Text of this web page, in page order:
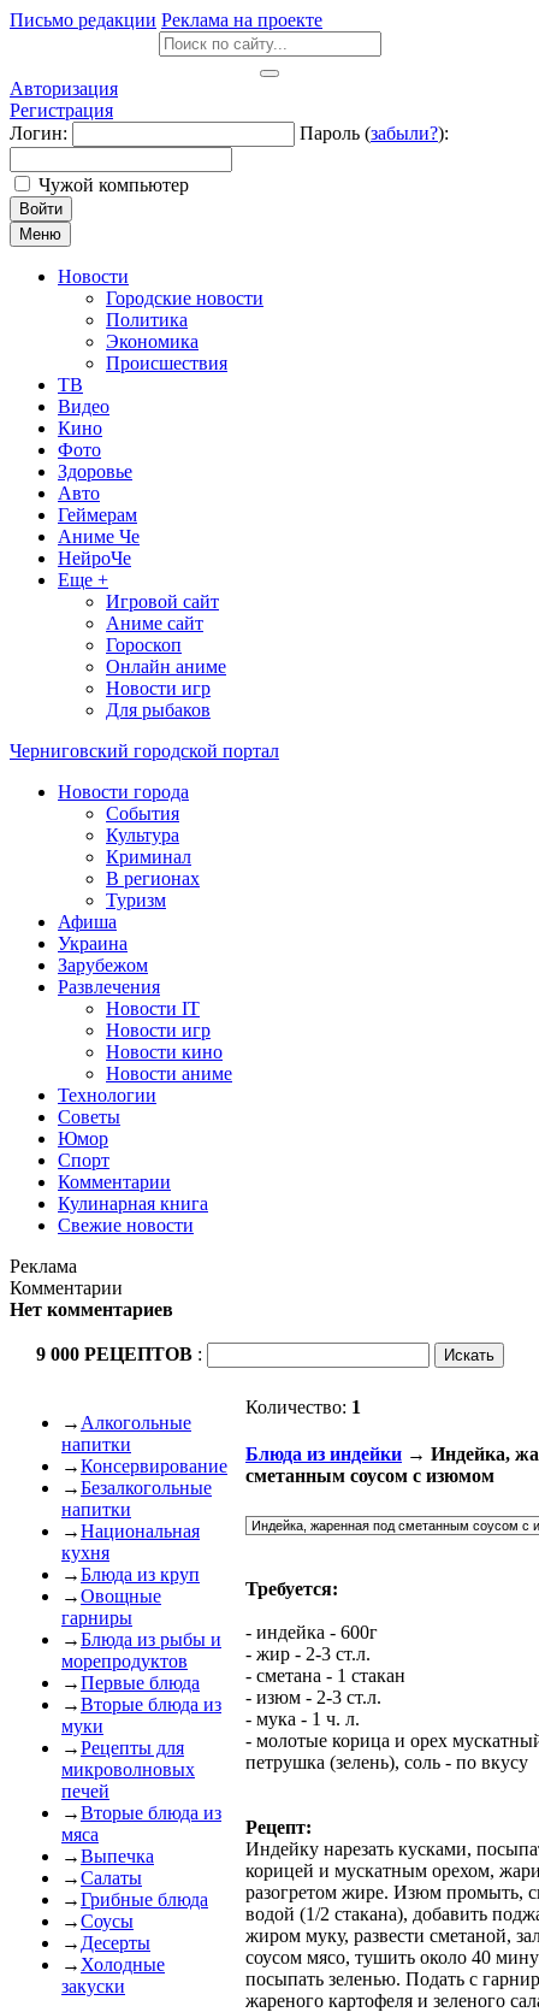
Письмо редакции Реклама на проекте
Авторизация
Регистрация
Логин:
Пароль (забыли?):
Чужой компьютер
Войти
Меню
Новости
Городские новости
Политика
Экономика
Происшествия
ТВ
Видео
Кино
Фото
Здоровье
Авто
Геймерам
Аниме Че
НейроЧе
Еще +
Игровой сайт
Аниме сайт
Гороскоп
Онлайн аниме
Новости игр
Для рыбаков
Черниговский городской портал
Новости города
События
Культура
Криминал
В регионах
Туризм
Афиша
Украина
Зарубежом
Развлечения
Новости IT
Новости игр
Новости кино
Новости аниме
Технологии
Советы
Юмор
Спорт
Комментарии
Кулинарная книга
Свежие новости
Реклама
Комментарии
Нет комментариев
9 000 РЕЦЕПТОВ :
→ Алкогольные
напитки
→Консервирование
→Безалкогольные
напитки
→Национальная
кухня
→Блюда из круп
→Овощные
гарниры
→Блюда из рыбы и
морепродуктов
→Первые блюда
→Вторые блюда из
муки
→Рецепты для
микроволновых
печей
→Вторые блюда из
мяса
→Выпечка
→Салаты
→Грибные блюда
→Соусы
→ Десерты
→ Холодные
закуски
Количество: 1
Блюда из индейки → Индейка,
сметанным соусом с изюмом
Требуется:
- индейка - 600г
- жир - 2-3 ст.л.
- сметана - 1 стакан
- изюм - 2-3 ст.л.
- мука - 1 ч. л.
- молотые корица и орех
петрушка (зелень), соль - по вкусу
Рецепт:
Индейку нарезать кусками,
корицей и мускатным орехом,
разогретом жире. Изюм промыть,
водой (1/2 стакана), добавить
жиром муку, развести сметаной,
соусом мясо, тушить около 40
посыпать зеленью. Подать с
жареного картофеля и зеленого